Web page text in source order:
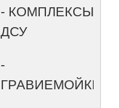
- КОМПЛЕКСЫ
ДСУ
-
ГРАВИЕМОЙКИ